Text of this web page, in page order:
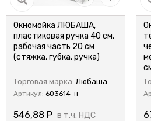
Окномойка ЛЮБАША,
пластиковая ручка 40 см,
рабочая часть 20 см
(стяжка, губка, ручка)
Торговая марка: Любаша
Артикул: 603614-н
546,88 Р в т.ч. НДС